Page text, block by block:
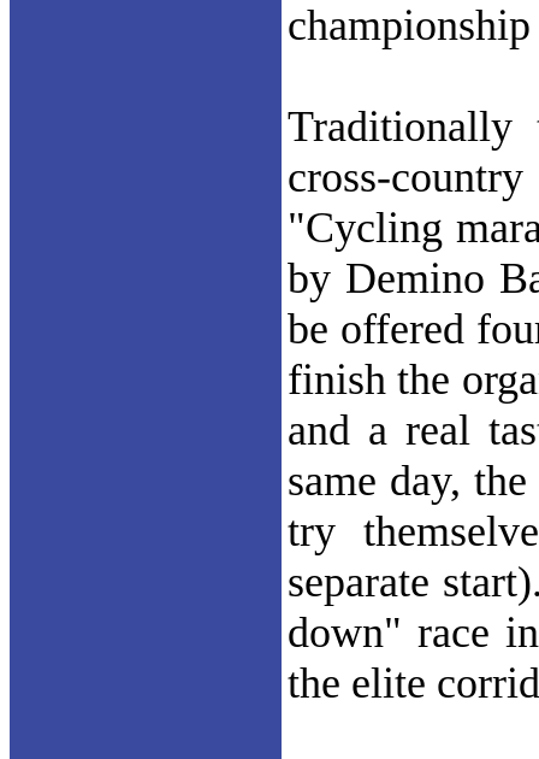
cross-
"Cycling
by Demino
be offered
finish the
and a real
same day,
try
separate
down" race
the elite